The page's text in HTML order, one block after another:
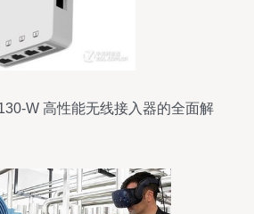
W 高性能无线接入器的全面解